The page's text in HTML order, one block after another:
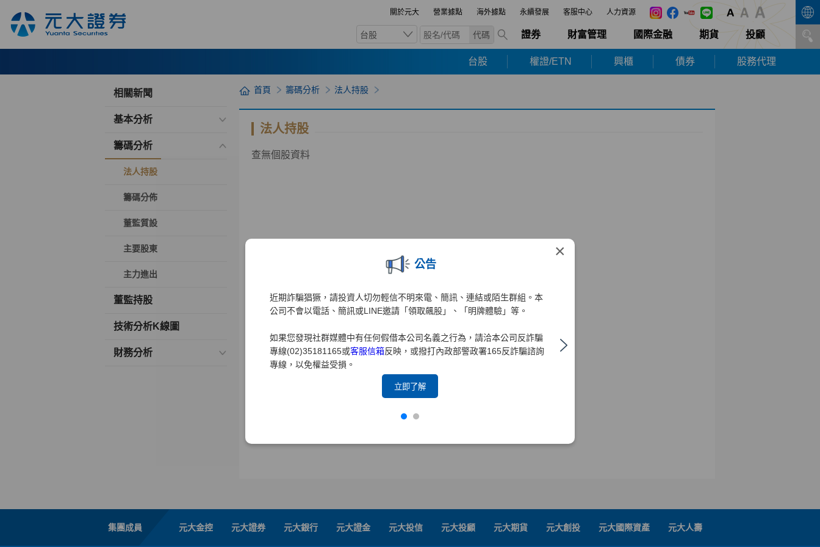
關於元大 營業據點 海外據點 永續發展 客服中心 人力資源
台股 代碼 證券 財富管理 國際金融 期貨 投顧
台股 權證/ETN 興櫃 債券 股務代理
×
公告
近期詐騙猖獗，請投資人切勿輕信不明來電、簡訊、連結或陌生群組。本
公司不會以電話、簡訊或LINE邀請「領取飆股」、「明牌體驗」等。
如果您發現社群媒體中有任何假借本公司名義之行為，請洽本公司反詐騙
專線(02)35181165或客服信箱反映，或撥打內政部警政署165反詐騙諮詢
專線，以免權益受損。
立即了解
相關新聞
基本分析
籌碼分析
法人持股
籌碼分佈
董監質設
主要股東
主力進出
董監持股
技術分析K線圖
財務分析
首頁 籌碼分析 法人持股
法人持股
查無個股資料
集團成員 元大金控 元大證券 元大銀行 元大證金 元大投信 元大投顧 元大期貨 元大創投 元大國際資產 元大人壽